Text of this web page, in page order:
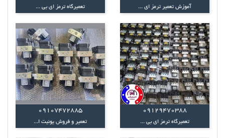
آموزش تعمیر ترمز ای ... تعمیرگاه ترمز ای بی ...
09129470388
تعمیرگاه ترمز ای بی ...
09107472885
تعمیر و فروش یونیت ا...